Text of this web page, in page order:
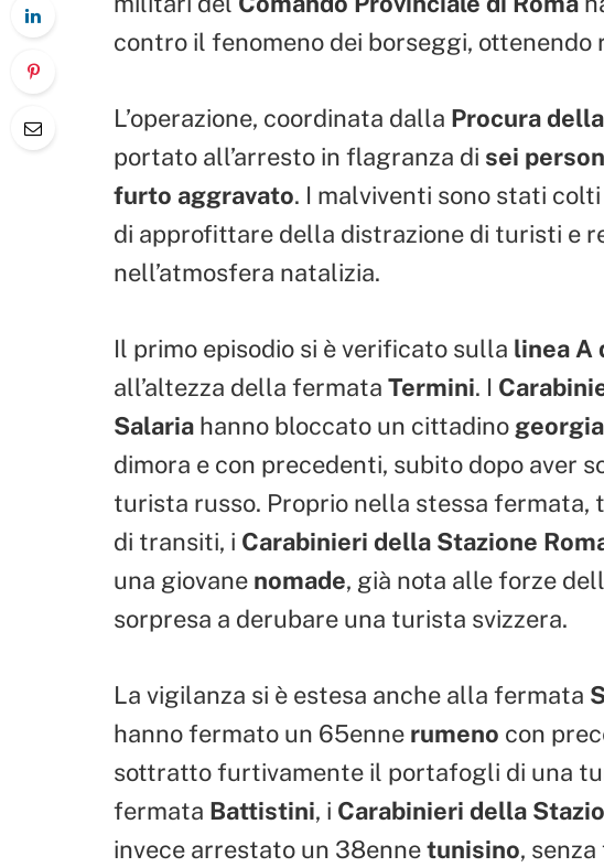
contro il fenomeno dei borseggi,
L’operazione, coordinata dalla Procura
portato all’arresto in flagranza di sei
furto aggravato. I malviventi sono stati
di approfittare della distrazione di turisti e
nell’atmosfera natalizia.
Il primo episodio si è verificato sulla linea A
all’altezza della fermata Termini. I
Salaria hanno bloccato un cittadino
dimora e con precedenti, subito dopo aver
turista russo. Proprio nella stessa fermata,
di transiti, i Carabinieri della Stazione
una giovane nomade, già nota alle forze
sorpresa a derubare una turista svizzera.
La vigilanza si è estesa anche alla fermata
hanno fermato un 65enne rumeno con
sottratto furtivamente il portafogli di una
fermata Battistini, i Carabinieri della
invece arrestato un 38ennetunisino,